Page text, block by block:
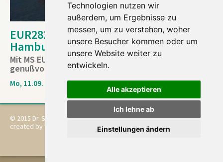
Technologien nutzen wir
außerdem, um Ergebnisse zu
messen, um zu verstehen, woher
unsere Besucher kommen oder um
unsere Website weiter zu
entwickeln.
Alle akzeptieren
Ich lehne ab
Einstellungen ändern
EUR2820) Gartenkreuzfahrt von
Hamburg nach Hamburg
Mit MS EUROPA und DR. SEICK erleben Sie einen
genußvollen britischen Sommerausklang
Mo, 11.09. - Mi, 27.09.2028
Impressum
Reisebedingungen
© 2015 Dr. Seick Kultur- und Gartenreisen
created by vistabus